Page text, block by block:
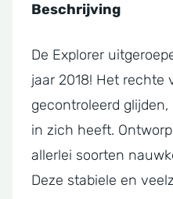
Beschrijving
De Explorer
jaar 2018! Het rechte
gecontroleerd
in zich heeft.
allerlei soorten
Deze stabiele en